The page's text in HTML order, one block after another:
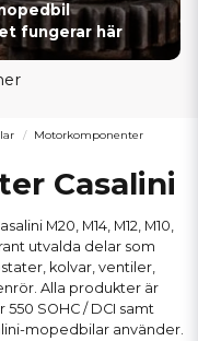
fungerar här
Motorkomponenter
Casalini
M20, M14, M12, M10,
utvalda delar som
kolvar, ventiler,
Alla produkter är
SOHC / DCI samt
mopedbilar använder.